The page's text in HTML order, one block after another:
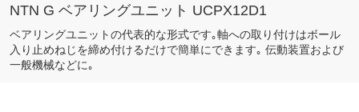
NTN G ベアリングユニット UCPX12D1
ベアリングユニットの代表的な形式です｡軸への取り付けはボール
入り止めねじを締め付けるだけで簡単にできます｡ 伝動装置および
一般機械などに｡